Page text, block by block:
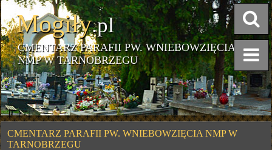
Mogiły.pl
CMENTARZ PARAFII PW. WNIEBOWZIĘCIA
NMP W TARNOBRZEGU
CMENTARZ PARAFII PW. WNIEBOWZIĘCIA NMP W
TARNOBRZEGU